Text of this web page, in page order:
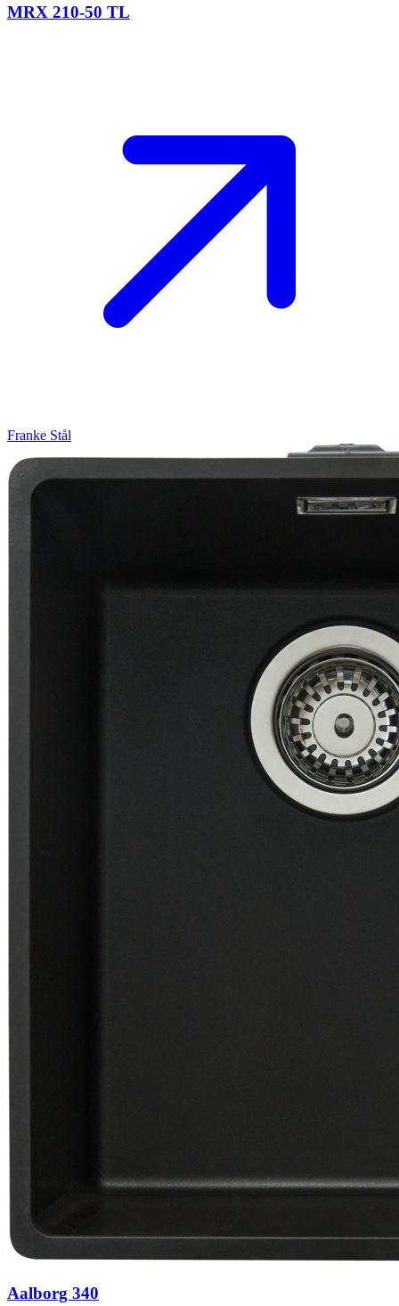
MRX 210-50 TL
Franke Stål
Aalborg 340